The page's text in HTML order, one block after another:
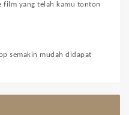
film yang telah kamu tonton
semakin mudah didapat